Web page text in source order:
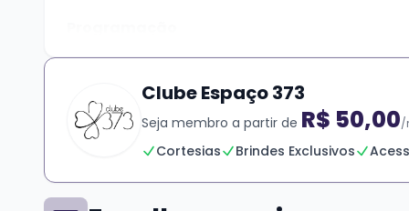
•06 de agosto– Edu Pitufo Lombardo e
13 de agosto– Alejandro Balbis
20 de agosto
– Rossana Taddei & Gustavo
Clube Espaço 373
Seja membro a partir de R$ 50,00/
Cortesias Brindes Exclusivos